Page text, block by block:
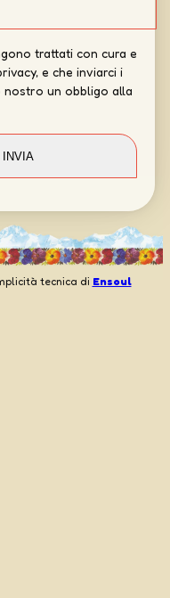
trattati con cura e
e che inviarci i
un obbligo alla
tecnica di Ensoul